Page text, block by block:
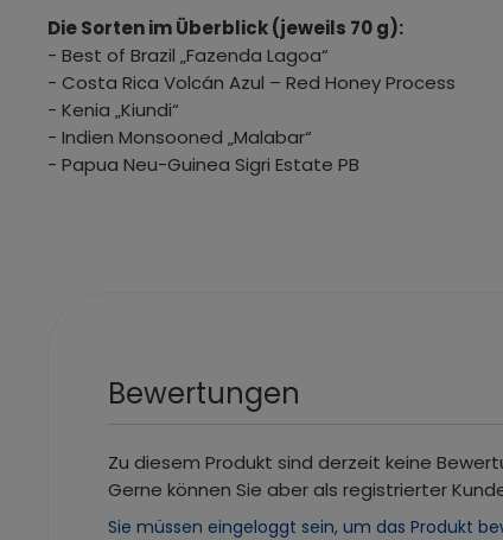
Die Sorten im Überblick (jeweils 70 g):
- Best of Brazil „Fazenda Lagoa“
- Costa Rica Volcán Azul – Red Honey Process
- Kenia „Kiundi“
- Indien Monsooned „Malabar“
- Papua Neu-Guinea Sigri Estate PB
Bewertungen
Zu diesem Produkt sind derzeit keine
Gerne können Sie aber als registrierter
Sie müssen eingeloggt sein, um das Produkt